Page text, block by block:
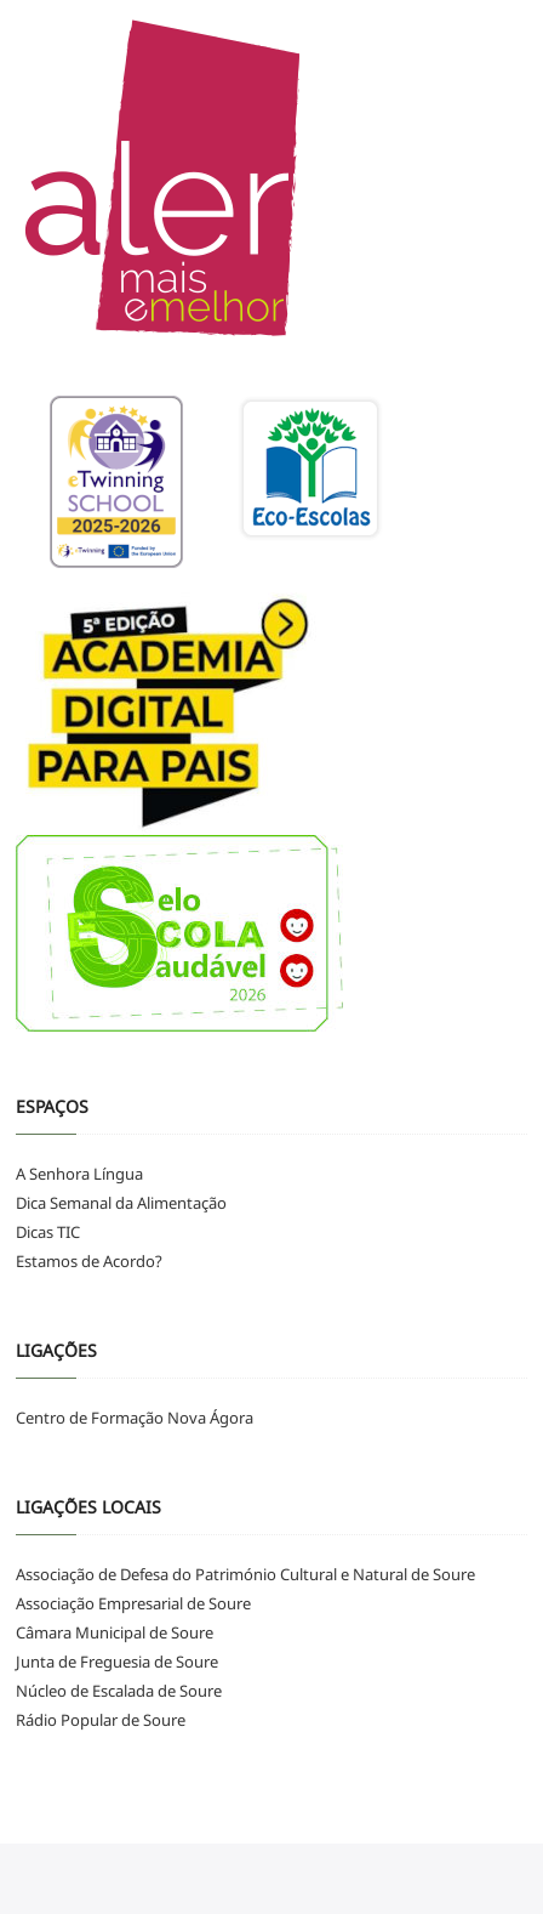
ESPAÇOS
A Senhora Língua
Dica Semanal da Alimentação
Dicas TIC
Estamos de Acordo?
LIGAÇÕES
Centro de Formação Nova Ágora
LIGAÇÕES LOCAIS
Associação de Defesa do Património Cultural e Natural de Soure
Associação Empresarial de Soure
Câmara Municipal de Soure
Junta de Freguesia de Soure
Núcleo de Escalada de Soure
Rádio Popular de Soure